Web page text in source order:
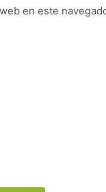
en este